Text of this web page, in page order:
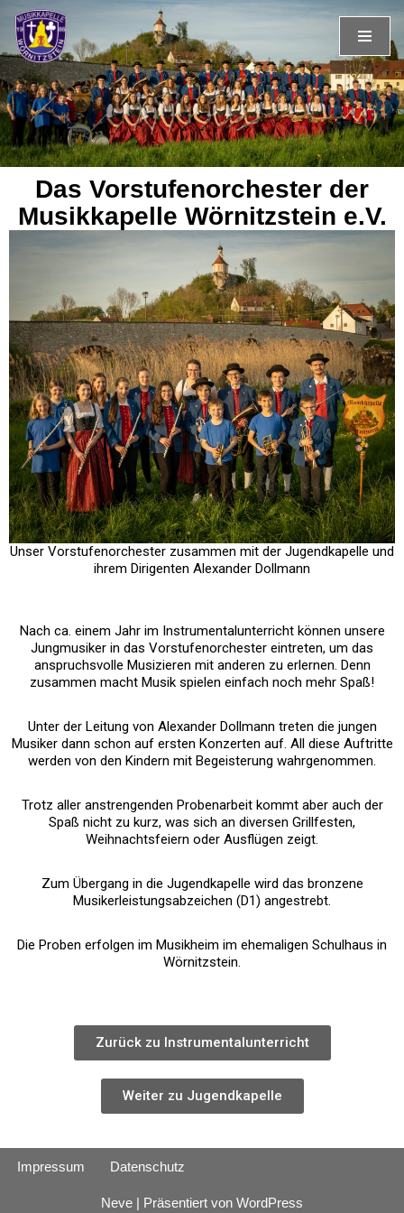
Zum
Inhalt
springen
Das Vorstufenorchester der
Musikkapelle Wörnitzstein e.V.
Unser Vorstufenorchester zusammen mit der Jugendkapelle und
ihrem Dirigenten Alexander Dollmann
Nach ca. einem Jahr im Instrumentalunterricht können unsere
Jungmusiker in das Vorstufenorchester eintreten, um das
anspruchsvolle Musizieren mit anderen zu erlernen. Denn
zusammen macht Musik spielen einfach noch mehr Spaß!
Unter der Leitung von Alexander Dollmann treten die jungen
Musiker dann schon auf ersten Konzerten auf. All diese Auftritte
werden von den Kindern mit Begeisterung wahrgenommen.
Trotz aller anstrengenden Probenarbeit kommt aber auch der
Spaß nicht zu kurz, was sich an diversen Grillfesten,
Weihnachtsfeiern oder Ausflügen zeigt.
Zum Übergang in die Jugendkapelle wird das bronzene
Musikerleistungsabzeichen (D1) angestrebt.
Die Proben erfolgen im Musikheim im ehemaligen Schulhaus in
Wörnitzstein.
Zurück zu Instrumentalunterricht
Weiter zu Jugendkapelle
Impressum Datenschutz
Neve | Präsentiert von WordPress